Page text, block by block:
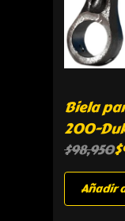
Biela
200-
$98,950$
Añadir